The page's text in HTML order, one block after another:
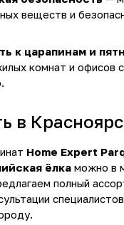
веществ и
к царапинам и
комнат и офисов
в
Home Expert
ёлка можно в
полный